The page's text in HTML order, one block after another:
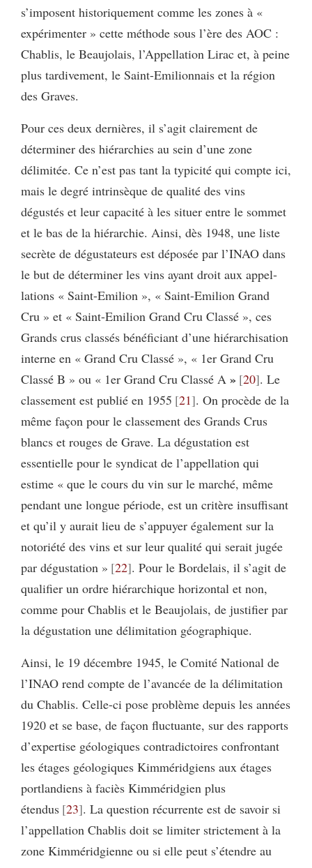
s’imposent historiquement comme les zones à «
expérimenter » cette méthode sous l’ère des AOC :
Chablis, le Beaujolais, l’Appellation Lirac et, à peine
plus tardivement, le Saint-Emilionnais et la région
des Graves.
Pour ces deux dernières, il s’agit clairement de
déterminer des hiérarchies au sein d’une zone
délimitée. Ce n’est pas tant la typicité qui compte ici,
mais le degré intrinsèque de qualité des vins
dégustés et leur capacité à les situer entre le sommet
et le bas de la hiérarchie. Ainsi, dès 1948, une liste
secrète de dégustateurs est déposée par l’INAO dans
le but de déterminer les vins ayant droit aux appel­
lations « Saint-Emilion », « Saint-Emilion Grand
Cru » et « Saint-Emilion Grand Cru Classé », ces
Grands crus classés bénéficiant d’une hiérarchisation
interne en « Grand Cru Classé », « 1er Grand Cru
Classé B » ou « 1er Grand Cru Classé A » 20 . Le
classement est publié en 1955 21 . On procède de la
même façon pour le classe­ment des Grands Crus
blancs et rouges de Grave. La dégustation est
essentielle pour le syndicat de l’appellation qui
estime « que le cours du vin sur le marché, même
pendant une longue période, est un critère insuffisant
et qu’il y aurait lieu de s’appuyer également sur la
notoriété des vins et sur leur qualité qui serait jugée
par dégustation » 22 . Pour le Bordelais, il s’agit de
qualifier un ordre hiérarchique horizontal et non,
comme pour Chablis et le Beaujolais, de justifier par
la dégusta­tion une délimitation géographique.
Ainsi, le 19 décembre 1945, le Comité National de
l’INAO rend compte de l’avancée de la délimitation
du Chablis. Celle-ci pose problème depuis les années
1920 et se base, de façon fluctuante, sur des rapports
d’expertise géologiques contradictoires confrontant
les étages géologiques Kimméridgiens aux étages
portlandiens à faciès Kimméridgien plus
étendus 23 . La question récurrente est de savoir si
l’appellation Chablis doit se limiter strictement à la
zone Kimméridgienne ou si elle peut s’étendre au